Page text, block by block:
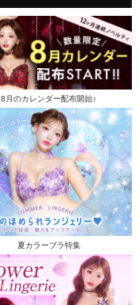
8月のカレンダー配布開始♪
夏カラーブラ特集